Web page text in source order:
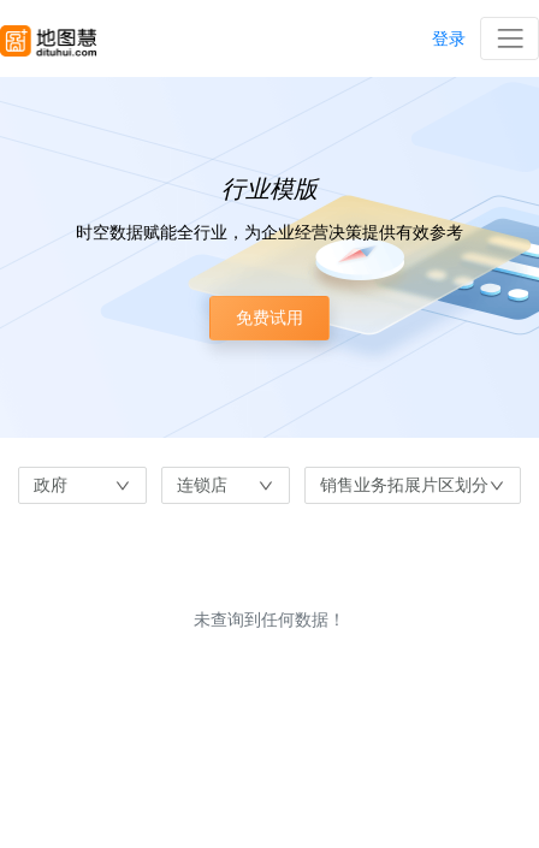
登录
行业模版
时空数据赋能全行业，为企业经营决策提供有效参考
免费试用
政府 连锁店 销售业务拓展片区划分
未查询到任何数据！